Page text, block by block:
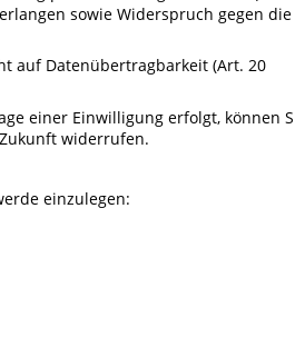
sowie Widerspruch gegen die
auf Datenübertragbarkeit (Art. 20
einer Einwilligung erfolgt, können
widerrufen.
einzulegen: